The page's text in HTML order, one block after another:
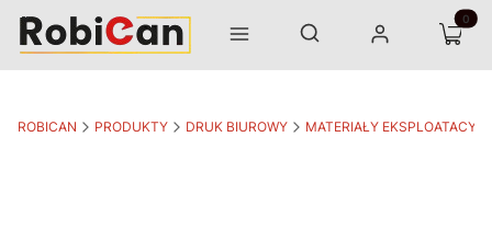
Menu Otwórz wyszukiwarkę
Szukaj Zaloguj się Koszyk
ROBICAN PRODUKTY DRUK BIUROWY MATERIAŁY